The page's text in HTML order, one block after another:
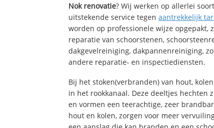
Nok renovatie? Wij werken op allerlei
uitstekende service tegenaantrekkelijk
worden op professionele wijze opgepakt,
reparatie van schoorstenen,
dakgevelreiniging, dakpannenreiniging,
andere reparatie- en inspectiediensten.
Bij het stoken(verbranden) van hout,
in het rookkanaal. Deze deeltjes hechten
en vormen een teerachtige, zeer
hout en kolen, zorgen voor meer